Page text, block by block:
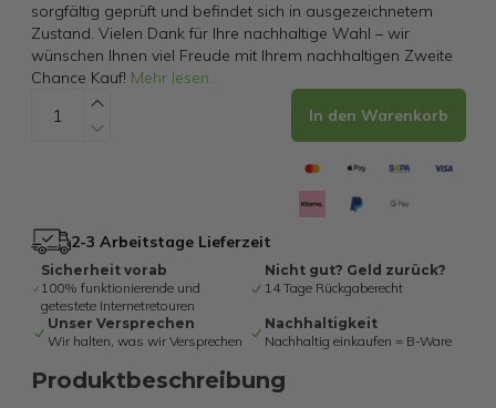
sorgfältig geprüft und befindet sich in ausgezeichnetem
Zustand. Vielen Dank für Ihre nachhaltige Wahl – wir
wünschen Ihnen viel Freude mit Ihrem nachhaltigen Zweite
Chance Kauf! Mehr lesen...
In den Warenkorb
2-3 Arbeitstage Lieferzeit
Sicherheit vorab
100% funktionierende und
getestete Internetretouren
Nicht gut? Geld zurück?
14 Tage Rückgaberecht
Unser Versprechen
Wir halten, was wir Versprechen
Nachhaltigkeit
Nachhaltig einkaufen = B-Ware
Produktbeschreibung